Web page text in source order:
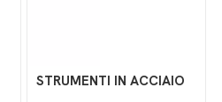
STRUMENTI IN ACCIAIO